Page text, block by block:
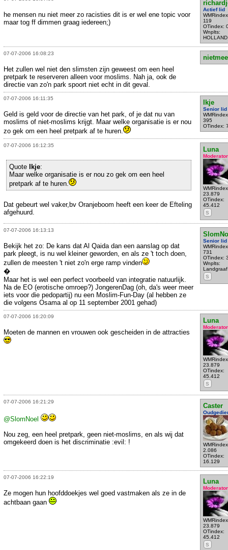
Actief lid
119
OTindex:
Wnplts:
HOLLAND
he mensen nu niet meer zo racisties dit is er wel ene topic voor
maar tog ff dimmen graag iedereen;)
07-07-2006 16:08:23
Het zullen wel niet den slimsten zijn geweest om een heel
pretpark te reserveren alleen voor moslims. Nah ja, ook de
directie van zo'n park spoort niet echt in dit geval.
07-07-2006 16:11:35
Ikje
Senior lid
395
OTindex:
Geld is geld voor de directie van het park, of je dat nu van
moslims of niet-moslims krijgt. Maar welke organisatie is er nou
zo gek om een heel pretpark af te huren.
07-07-2006 16:12:35
Luna
Moderator
23.879
OTindex:
45.412
S
Quote Ikje:
Maar welke organisatie is er nou zo gek om een heel
pretpark af te huren.
Dat gebeurt wel vaker,bv Oranjeboom heeft een keer de Efteling
afgehuurd.
07-07-2006 16:13:13
Senior lid
731
OTindex:
Wnplts:
Landgraaf
S
Bekijk het zo: De kans dat Al Qaida dan een aanslag op dat
park pleegt, is nu wel kleiner geworden, en als ze 't toch doen,
zullen de meesten 't niet zo'n erge ramp vinden
�
Maar het is wel een perfect voorbeeld van integratie natuurlijk.
Na de EO (erotische omroep?) JongerenDag (oh, da's weer meer
iets voor die pedopartij) nu een Moslim-Fun-Day (al hebben ze
die volgens Osama al op 11 september 2001 gehad)
07-07-2006 16:20:09
Luna
Moderator
23.879
OTindex:
45.412
S
Moeten de mannen en vrouwen ook gescheiden in de attracties
07-07-2006 16:21:29
Caster
2.086
OTindex:
16.129
@SlomNoel
Nou zeg, een heel pretpark, geen niet-moslims, en als wij dat
omgekeerd doen is het discriminatie :evil: !
07-07-2006 16:22:19
Luna
Moderator
23.879
OTindex:
45.412
S
Ze mogen hun hoofddoekjes wel goed vastmaken als ze in de
achtbaan gaan